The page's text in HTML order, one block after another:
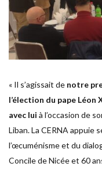
« Il s’agissait de notre
l’élection du pape Léon
avec lui à l’occasion de
Liban. La CERNA appuie
l’œcuménisme et du
Concile de Nicée et 60